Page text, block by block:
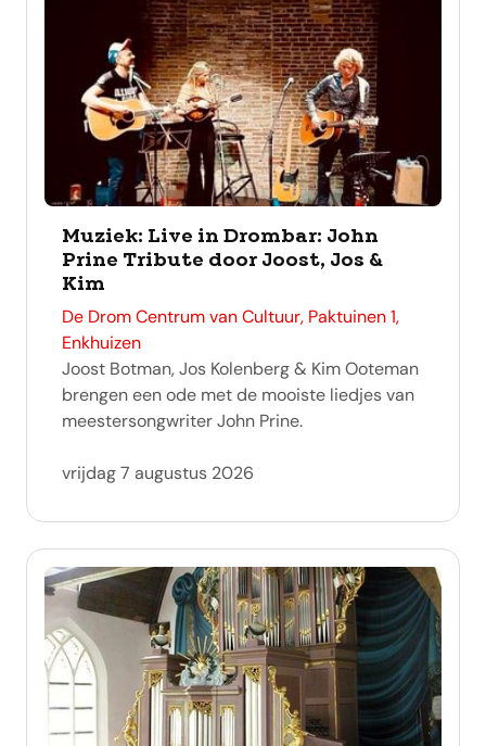
Muziek: Live in Drombar: John
Prine Tribute door Joost, Jos &
Kim
adres
De Drom Centrum van Cultuur, Paktuinen 1,
Enkhuizen
Joost Botman, Jos Kolenberg & Kim Ooteman
brengen een ode met de mooiste liedjes van
meestersongwriter John Prine.
vrijdag 7 augustus 2026